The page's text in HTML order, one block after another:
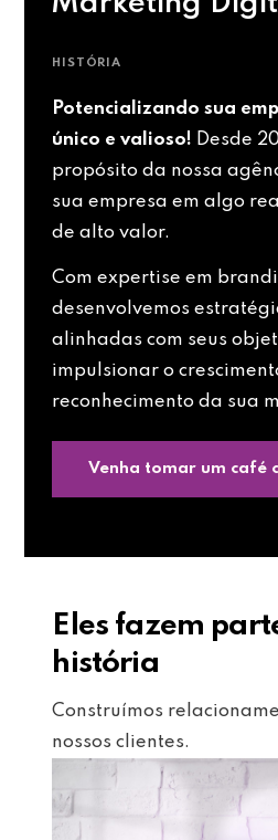
HISTÓRIA
Potencializando sua
único e valioso! Desde
propósito da nossa
sua empresa em algo
de alto valor.
Com expertise em
desenvolvemos
alinhadas com seus
impulsionar o
reconhecimento da sua
Venha tomar um café
Eles fazem
história
Construímos
nossos clientes.